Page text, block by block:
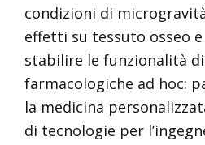
condizioni di
effetti su tessuto osseo
stabilire le funzionalità
farmacologiche ad hoc:
la medicina
di tecnologie per